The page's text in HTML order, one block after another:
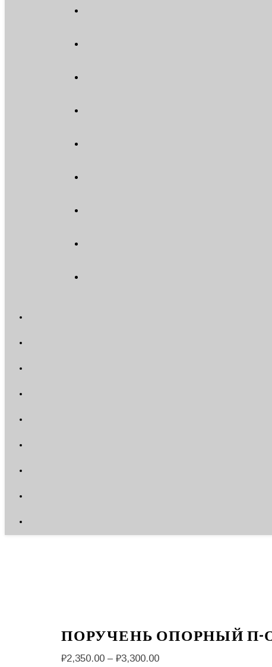
ПОРУЧЕНЬ ОПОРНЫЙ П-
₽2,350.00 – ₽3,300.00